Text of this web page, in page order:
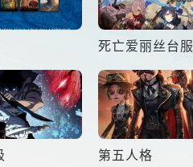
死亡爱丽丝台服
第五人格